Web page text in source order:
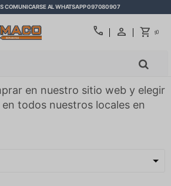
COMUNICARSE AL WHATSAPP 097080907
call $0
en nuestro sitio web y elegir
todos nuestros locales en